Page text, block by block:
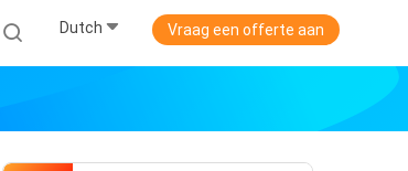
Dutch Vraag een offerte aan